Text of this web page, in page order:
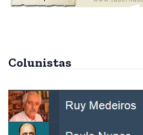
Colunistas